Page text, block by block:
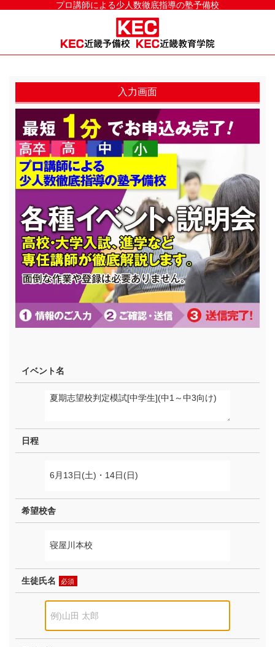
プロ講師による少人数徹底指導の塾予備校
入力画面
イベント名
日程
希望校舎
生徒氏名 必須